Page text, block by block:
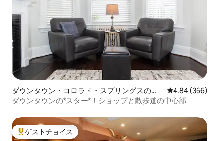
ダウンタウン・コロラド・スプリングスのコ
ンドミニアム
レビュー366
4.84 (366)
ダウンタウンの*スター*！ショップと散歩道の中心部
大好評のゲストチョイスです。
ゲストチョイス